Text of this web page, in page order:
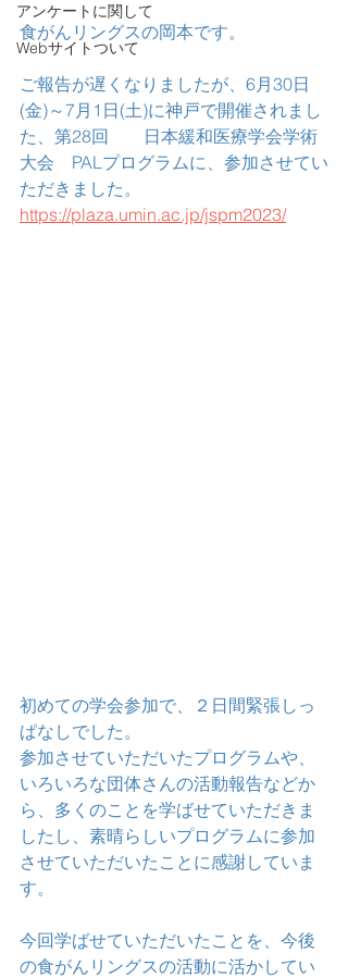
アンケートに関して
Webサイトついて
食がんリングスの岡本です。
ご報告が遅くなりましたが、6月30日
(金)～7月1日(土)に神戸で開催されまし
た、第28回　　日本緩和医療学会学術
大会　PALプログラムに、参加させてい
ただきました。
https://plaza.umin.ac.jp/jspm2023/
初めての学会参加で、２日間緊張しっ
ぱなしでした。
参加させていただいたプログラムや、
いろいろな団体さんの活動報告などか
ら、多くのことを学ばせていただきま
したし、素晴らしいプログラムに参加
させていただいたことに感謝していま
す。
今回学ばせていただいたことを、今後
の食がんリングスの活動に活かしてい